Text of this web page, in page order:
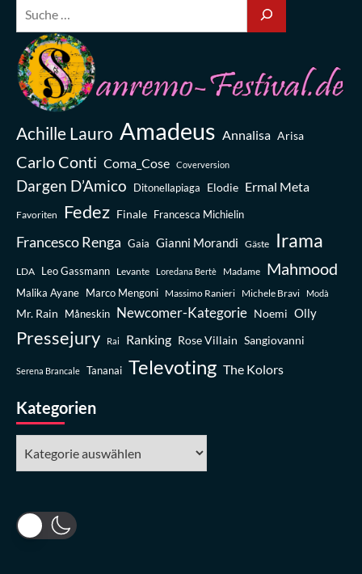
Achille Lauro Amadeus Annalisa Arisa
Carlo Conti Coma_Cose Coverversion
Dargen D’Amico Ditonellapiaga Elodie Ermal Meta
Favoriten Fedez Finale Francesca Michielin
Francesco Renga Gaia Gianni Morandi Gäste Irama
LDA Leo Gassmann Levante Loredana Bertè Madame Mahmood
Malika Ayane Marco Mengoni Massimo Ranieri Michele Bravi Modà
Mr. Rain Måneskin Newcomer-Kategorie Noemi Olly
Pressejury Rai Ranking Rose Villain Sangiovanni
Serena Brancale Tananai Televoting The Kolors
Kategorien